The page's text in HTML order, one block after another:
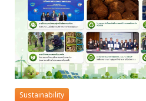
Sustainability